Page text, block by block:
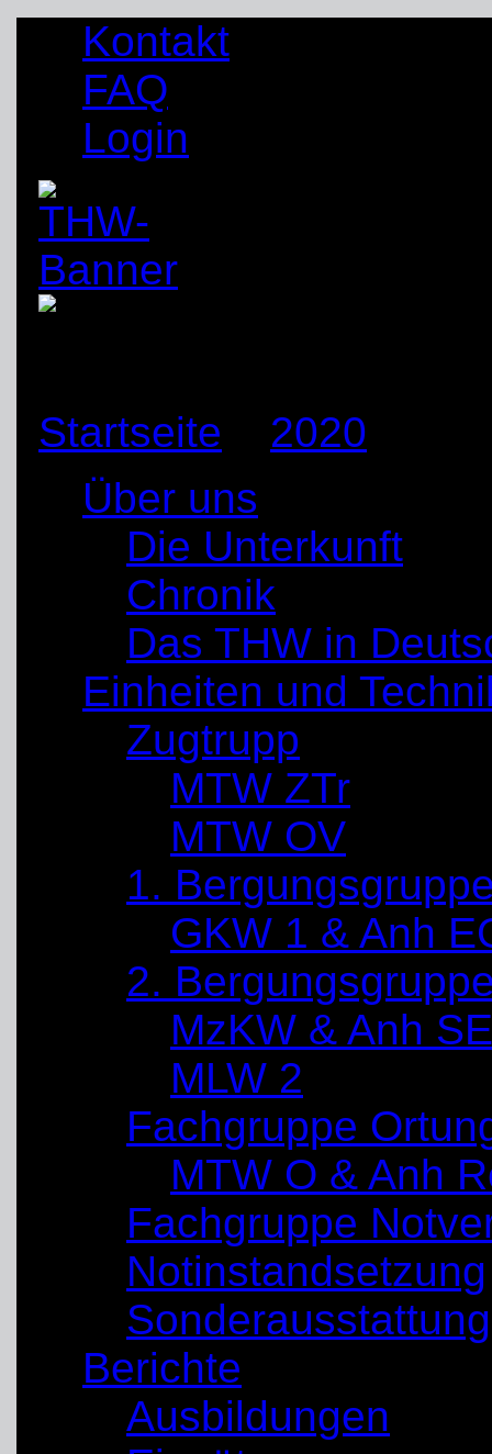
Kontakt
FAQ
Login
Startseite 2020
Über uns
Die Unterkunft
Chronik
Das THW in
Einheiten und
Zugtrupp
MTW ZTr
MTW OV
1.
GKW 1 & Anh
2.
MzKW & Anh
MLW 2
Fachgruppe
MTW O & Anh
Fachgruppe
Notinstandsetzung
Sonderausstattung
Berichte
Ausbildungen